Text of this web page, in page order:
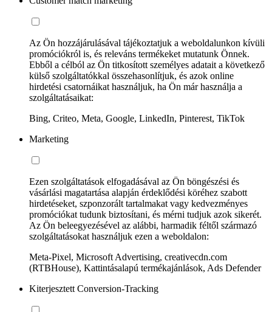
Az Ön hozzájárulásával tájékoztatjuk a weboldalunkon kívüli
promóciókról is, és releváns termékeket mutatunk Önnek.
Ebből a célból az Ön titkosított személyes adatait a következő
külső szolgáltatókkal összehasonlítjuk, és azok online
hirdetési csatornáikat használjuk, ha Ön már használja a
szolgáltatásaikat:
Bing, Criteo, Meta, Google, LinkedIn, Pinterest, TikTok
Marketing
Ezen szolgáltatások elfogadásával az Ön böngészési és
vásárlási magatartása alapján érdeklődési köréhez szabott
hirdetéseket, szponzorált tartalmakat vagy kedvezményes
promóciókat tudunk biztosítani, és mérni tudjuk azok sikerét.
Az Ön beleegyezésével az alábbi, harmadik féltől származó
szolgáltatásokat használjuk ezen a weboldalon:
Meta-Pixel, Microsoft Advertising, creativecdn.com
(RTBHouse), Kattintásalapú termékajánlások, Ads Defender
Kiterjesztett Conversion-Tracking